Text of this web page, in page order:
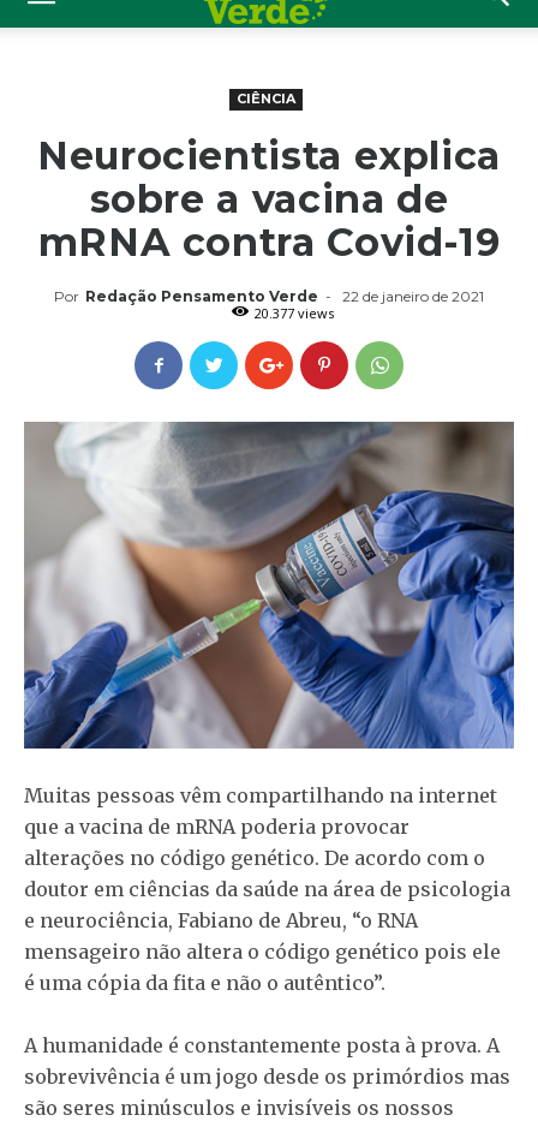
CIÊNCIA
Neurocientista explica
sobre a vacina de
mRNA contra Covid-19
Por Redação Pensamento Verde -
22 de janeiro de 2021
20.377 views
Muitas pessoas vêm compartilhando na internet
que a vacina de mRNA poderia provocar
alterações no código genético. De acordo com o
doutor em ciências da saúde na área de psicologia
e neurociência, Fabiano de Abreu, “o RNA
mensageiro não altera o código genético pois ele
é uma cópia da fita e não o autêntico”.
A humanidade é constantemente posta à prova. A
sobrevivência é um jogo desde os primórdios mas
são seres minúsculos e invisíveis os nossos